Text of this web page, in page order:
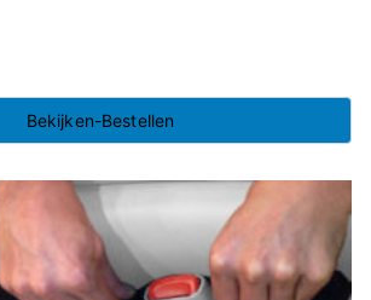
Bekijken-Bestellen